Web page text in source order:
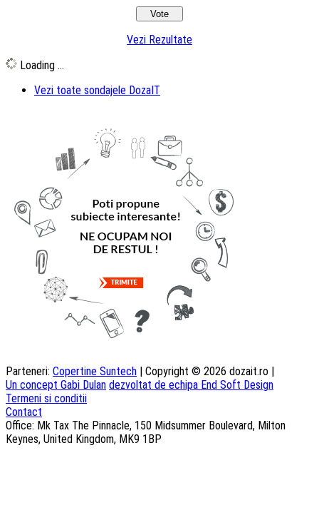
Vezi Rezultate
Loading ...
Vezi toate sondajele DozaIT
Parteneri: Copertine Suntech | Copyright © 2026 dozait.ro |
Un concept Gabi Dulan dezvoltat de echipa End Soft Design
Termeni si conditii
Contact
Office: Mk Tax The Pinnacle, 150 Midsummer Boulevard, Milton
Keynes, United Kingdom, MK9 1BP